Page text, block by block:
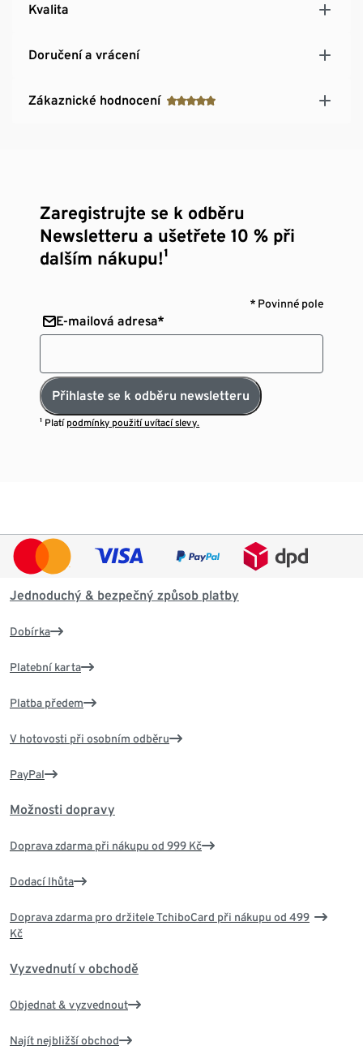
Kvalita
Doručení a vrácení
Zákaznické hodnocení
Zaregistrujte se k odběru
Newsletteru a ušetřete 10 % při
dalším nákupu!¹
* Povinné pole
E-mailová adresa*
Přihlaste se k odběru newsletteru
¹ Platí podmínky použití uvítací slevy.
Jednoduchý & bezpečný způsob platby
Dobírka
Platební karta
Platba předem
V hotovosti při osobním odběru
PayPal
Možnosti dopravy
Doprava zdarma při nákupu od 999 Kč
Dodací lhůta
Doprava zdarma pro držitele TchiboCard při nákupu od 499
Kč
Vyzvednutí v obchodě
Objednat & vyzvednout
Najít nejbližší obchod